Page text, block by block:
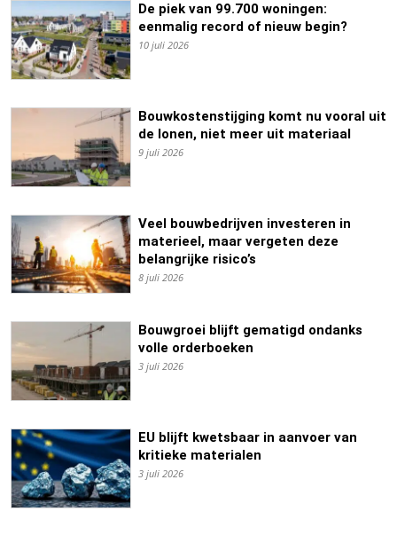
De piek van 99.700 woningen:
eenmalig record of nieuw begin?
10 juli 2026
Bouwkostenstijging komt nu vooral uit
de lonen, niet meer uit materiaal
9 juli 2026
Veel bouwbedrijven investeren in
materieel, maar vergeten deze
belangrijke risico’s
8 juli 2026
Bouwgroei blijft gematigd ondanks
volle orderboeken
3 juli 2026
EU blijft kwetsbaar in aanvoer van
kritieke materialen
3 juli 2026